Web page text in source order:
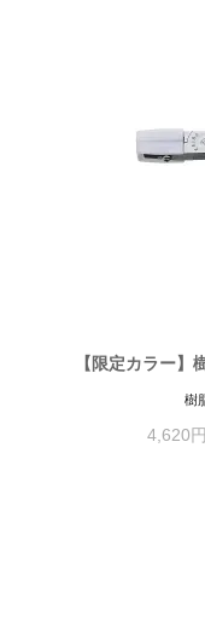
【限定カラー
樹
4,620